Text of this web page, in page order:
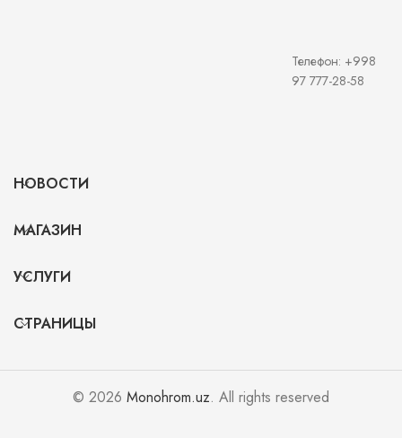
Телефон: +998
97 777-28-58
НОВОСТИ
МАГАЗИН
УСЛУГИ
СТРАНИЦЫ
© 2026 Monohrom.uz. All rights reserved